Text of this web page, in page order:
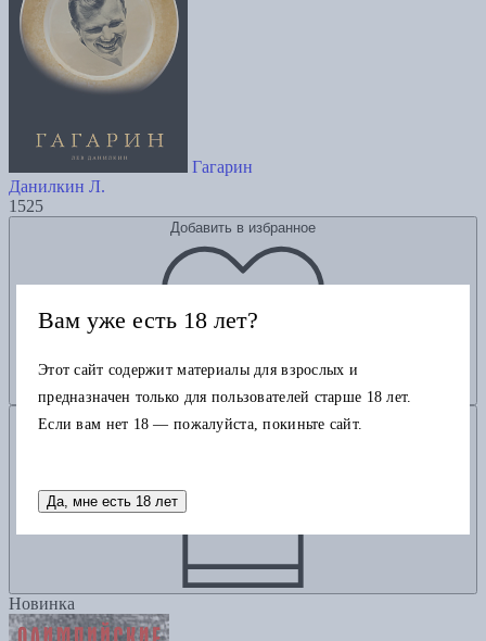
Гагарин
Данилкин Л.
1525
Добавить в избранное
Добавить в корзину
Новинка
Вам уже есть 18 лет?
Этот сайт содержит материалы для взрослых и
предназначен только для пользователей старше 18 лет.
Если вам нет 18 — пожалуйста, покиньте сайт.
Да, мне есть 18 лет